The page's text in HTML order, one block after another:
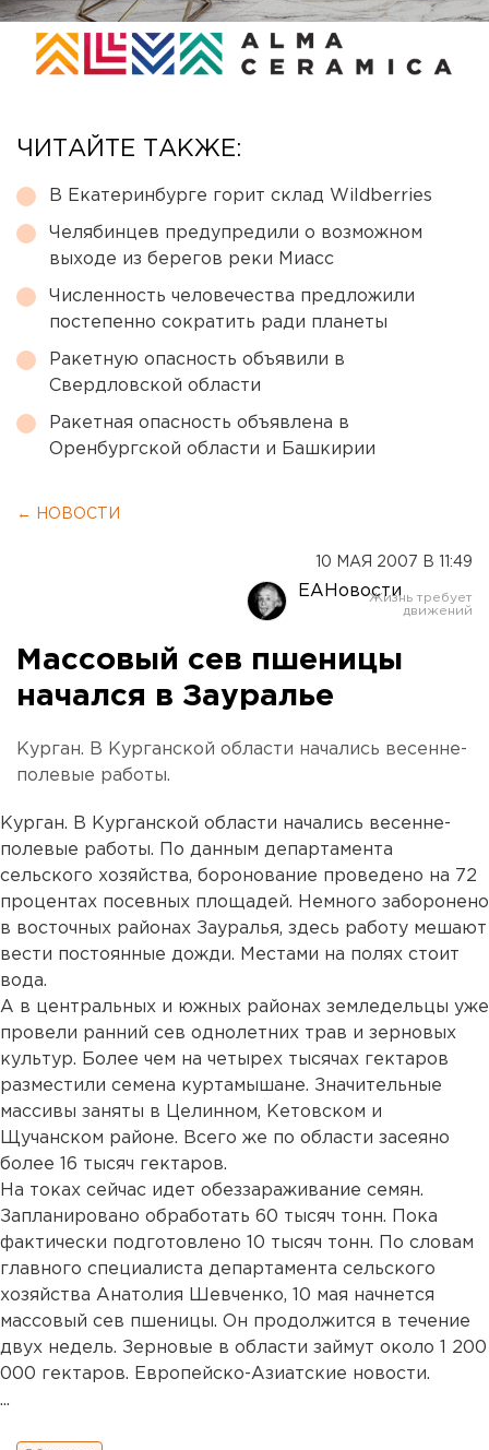
ЧИТАЙТЕ ТАКЖЕ:
В Екатеринбурге горит склад Wildberries
Челябинцев предупредили о возможном
выходе из берегов реки Миасс
Численность человечества предложили
постепенно сократить ради планеты
Ракетную опасность объявили в
Свердловской области
Ракетная опасность объявлена в
Оренбургской области и Башкирии
← НОВОСТИ
10 МАЯ 2007 В 11:49
ЕАНовости
Массовый сев пшеницы
начался в Зауралье
Курган. В Курганской области начались весенне-
полевые работы.
Курган. В Курганской области начались весенне-
полевые работы. По данным департамента
сельского хозяйства, боронование проведено на 72
процентах посевных площадей. Немного заборонено
в восточных районах Зауралья, здесь работу мешают
вести постоянные дожди. Местами на полях стоит
вода.
А в центральных и южных районах земледельцы уже
провели ранний сев однолетних трав и зерновых
культур. Более чем на четырех тысячах гектаров
разместили семена куртамышане. Значительные
массивы заняты в Целинном, Кетовском и
Щучанском районе. Всего же по области засеяно
более 16 тысяч гектаров.
На токах сейчас идет обеззараживание семян.
Запланировано обработать 60 тысяч тонн. Пока
фактически подготовлено 10 тысяч тонн. По словам
главного специалиста департамента сельского
хозяйства Анатолия Шевченко, 10 мая начнется
массовый сев пшеницы. Он продолжится в течение
двух недель. Зерновые в области займут около 1 200
000 гектаров. Европейско-Азиатские новости.
...